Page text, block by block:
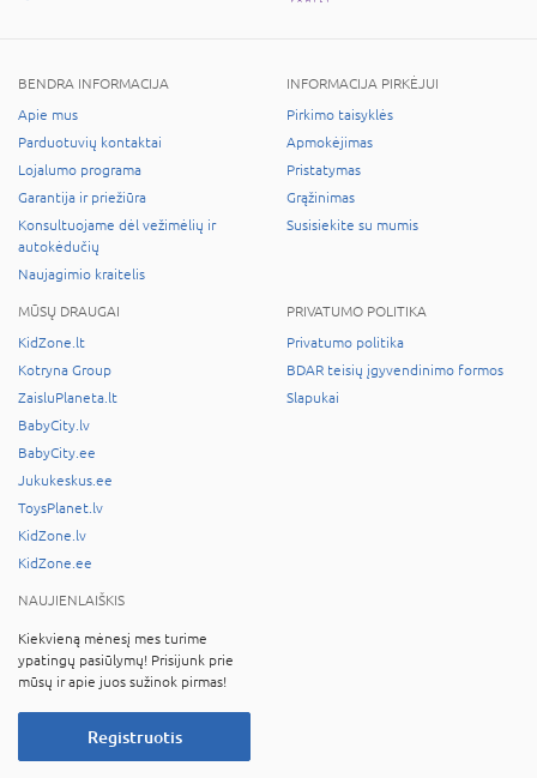
BENDRA INFORMACIJA
Apie mus
Parduotuvių kontaktai
Lojalumo programa
Garantija ir priežiūra
Konsultuojame dėl vežimėlių ir
autokėdučių
Naujagimio kraitelis
INFORMACIJA PIRKĖJUI
Pirkimo taisyklės
Apmokėjimas
Pristatymas
Grąžinimas
Susisiekite su mumis
MŪSŲ DRAUGAI
KidZone.lt
Kotryna Group
ZaisluPlaneta.lt
BabyCity.lv
BabyCity.ee
Jukukeskus.ee
ToysPlanet.lv
KidZone.lv
KidZone.ee
PRIVATUMO POLITIKA
Privatumo politika
BDAR teisių įgyvendinimo formos
Slapukai
NAUJIENLAIŠKIS
Kiekvieną mėnesį mes turime
ypatingų pasiūlymų! Prisijunk prie
mūsų ir apie juos sužinok pirmas!
Registruotis